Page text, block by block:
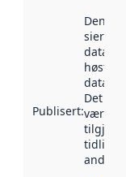
Publisert:
Denne
sier når
høstet av
Det kan
vært
tidligere
andre